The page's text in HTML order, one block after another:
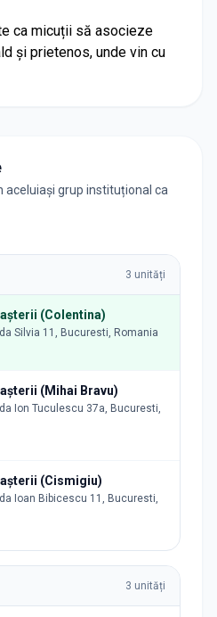
ca micuții să asocieze
și prietenos, unde vin cu
aceluiași grup instituțional ca
3 unități
(Colentina)
Silvia 11, Bucuresti, Romania
(Mihai Bravu)
Ion Tuculescu 37a, Bucuresti,
(Cismigiu)
Ioan Bibicescu 11, Bucuresti,
3 unități